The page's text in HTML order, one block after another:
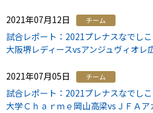
2021年07月12日 チーム
試合レポート：2021プレナスなでし
大阪堺レディースvsアンジュヴィオレ
2021年07月05日 チーム
試合レポート：2021プレナスなでし
大学Ｃｈａｒｍｅ岡山高梁vsＪＦＡ